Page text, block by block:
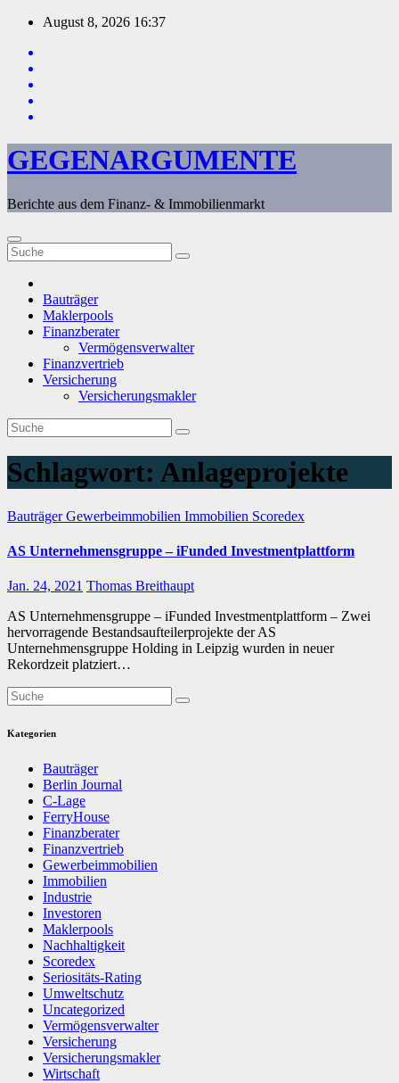
Zum
springen
August 8, 2026 16:37
GEGENARGUMENTE
Berichte aus dem Finanz- & Immobilienmarkt
Bauträger
Maklerpools
Finanzberater
Vermögensverwalter
Finanzvertrieb
Versicherung
Versicherungsmakler
Schlagwort: Anlageprojekte
BauträgerGewerbeimmobilien Immobilien Scoredex
AS Unternehmensgruppe – iFunded Investmentplattform
Jan. 24, 2021 Thomas Breithaupt
AS Unternehmensgruppe – iFunded Investmentplattform – Zwei
hervorragende Bestandsaufteilerprojekte der AS
Unternehmensgruppe Holding in Leipzig wurden in neuer
Rekordzeit platziert…
Kategorien
Bauträger
Berlin Journal
C-Lage
FerryHouse
Finanzberater
Finanzvertrieb
Gewerbeimmobilien
Immobilien
Industrie
Investoren
Maklerpools
Nachhaltigkeit
Scoredex
Seriositäts-Rating
Umweltschutz
Uncategorized
Vermögensverwalter
Versicherung
Versicherungsmakler
Wirtschaft